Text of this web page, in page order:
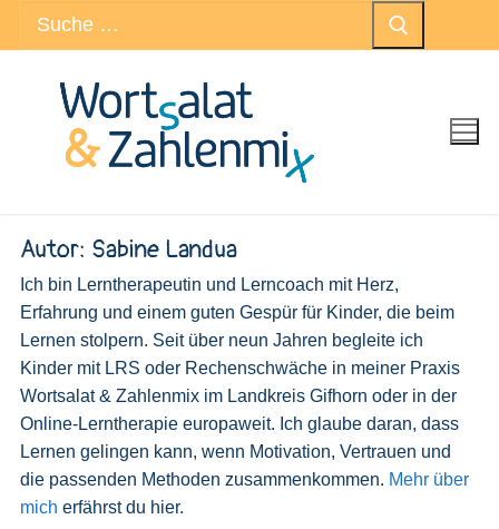
Zum
Inhalt
springen
nach:
Autor: Sabine Landua
Ich bin Lerntherapeutin und Lerncoach mit Herz,
Erfahrung und einem guten Gespür für Kinder, die beim
Lernen stolpern. Seit über neun Jahren begleite ich
Kinder mit LRS oder Rechenschwäche in meiner Praxis
Wortsalat & Zahlenmix im Landkreis Gifhorn oder in der
Online-Lerntherapie europaweit. Ich glaube daran, dass
Lernen gelingen kann, wenn Motivation, Vertrauen und
die passenden Methoden zusammenkommen. Mehr über
mich erfährst du hier.